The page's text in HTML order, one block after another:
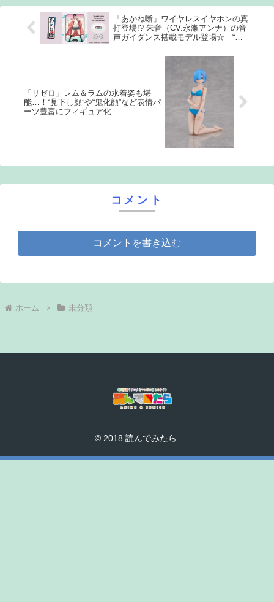
「あかね噺」ワイヤレスイヤホンの真
打登場!? 朱音（CV.永瀬アンナ）の音
声ガイダンス搭載モデル登場☆ “ど
「リゼロ」レム＆ラムの水着姿も堪
能…！“見下し顔”や“鬼化顔”など表情パ
ーツ豊富にフィギュア化
コメント
コメントを書き込む
ホーム 未分類
© 2018 読んでみたら.